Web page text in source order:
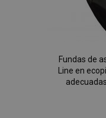
Fundas de
Line en